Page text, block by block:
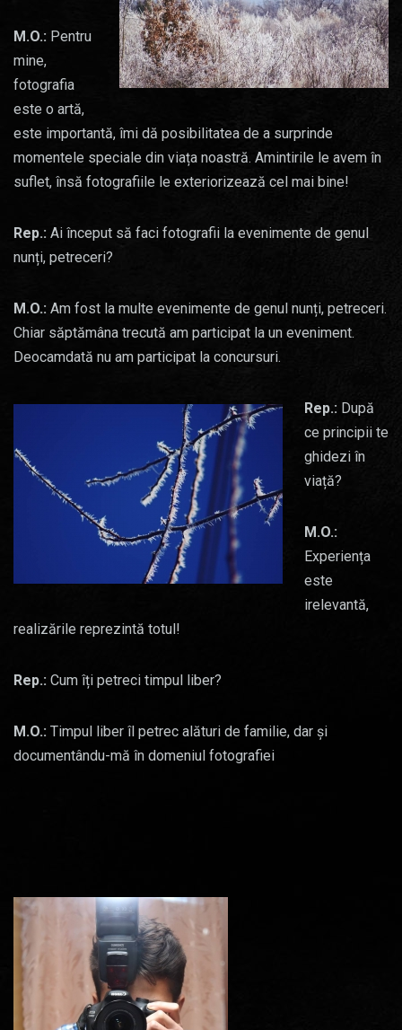
M.O.: Pentru
mine,
fotografia
este o artă,
este importantă, îmi dă posibilitatea de a surprinde
momentele speciale din viața noastră. Amintirile le avem în
suflet, însă fotografiile le exteriorizează cel mai bine!
Rep.: Ai început să faci fotografii la evenimente de genul
nunți, petreceri?
M.O.: Am fost la multe evenimente de genul nunți, petreceri.
Chiar săptămâna trecută am participat la un eveniment.
Deocamdată nu am participat la concursuri.
Rep.: După
ce principii te
ghidezi în
viață?
M.O.:
Experiența
este
irelevantă,
realizările reprezintă totul!
Rep.: Cum îți petreci timpul liber?
M.O.: Timpul liber îl petrec alături de familie, dar și
documentându-mă în domeniul fotografiei